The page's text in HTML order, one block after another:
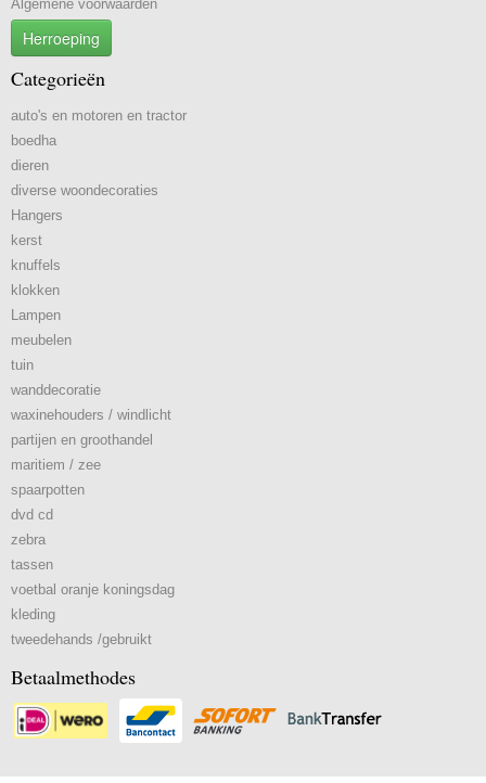
Algemene voorwaarden
Herroeping
Categorieën
auto's en motoren en tractor
boedha
dieren
diverse woondecoraties
Hangers
kerst
knuffels
klokken
Lampen
meubelen
tuin
wanddecoratie
waxinehouders / windlicht
partijen en groothandel
maritiem / zee
spaarpotten
dvd cd
zebra
tassen
voetbal oranje koningsdag
kleding
tweedehands /gebruikt
Betaalmethodes